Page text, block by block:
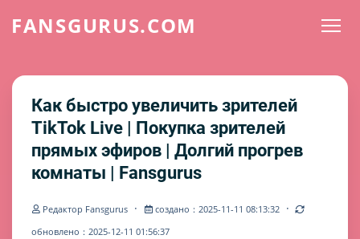
FANSGURUS.COM
Как быстро увеличить зрителей
TikTok Live | Покупка зрителей
прямых эфиров | Долгий прогрев
комнаты | Fansgurus
Редактор Fansgurus · создано：2025-11-11 08:13:32 ·
обновлено：2025-12-11 01:56:37